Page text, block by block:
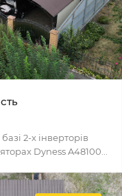
2-х інверторів
Dyness A48100...